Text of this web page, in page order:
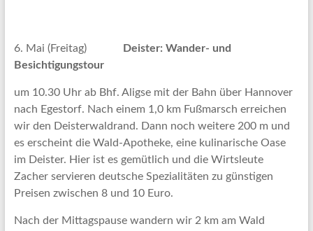
6. Mai (Freitag)
Deister: Wander- und
Besichtigungstour
um 10.30 Uhr ab Bhf. Aligse mit der Bahn über Hannover
nach Egestorf. Nach einem 1,0 km Fußmarsch erreichen
wir den Deisterwaldrand. Dann noch weitere 200 m und
es erscheint die Wald-Apotheke, eine kulinarische Oase
im Deister. Hier ist es gemütlich und die Wirtsleute
Zacher servieren deutsche Spezialitäten zu günstigen
Preisen zwischen 8 und 10 Euro.
Nach der Mittagspause wandern wir 2 km am Wald